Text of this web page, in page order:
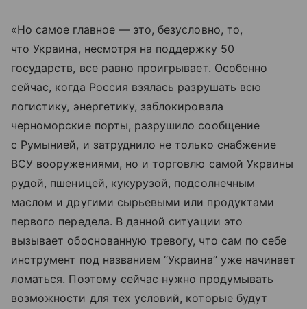
«Но самое главное — это, безусловно, то,
что Украина, несмотря на поддержку 50
государств, все равно проигрывает. Особенно
сейчас, когда Россия взялась разрушать всю
логистику, энергетику, заблокировала
черноморские порты, разрушило сообщение
с Румынией, и затруднило не только снабжение
ВСУ вооружениями, но и торговлю самой Украины
рудой, пшеницей, кукурузой, подсолнечным
маслом и другими сырьевыми или продуктами
первого передела. В данной ситуации это
вызывает обоснованную тревогу, что сам по себе
инструмент под названием “Украина” уже начинает
ломаться. Поэтому сейчас нужно продумывать
возможности для тех условий, которые будут